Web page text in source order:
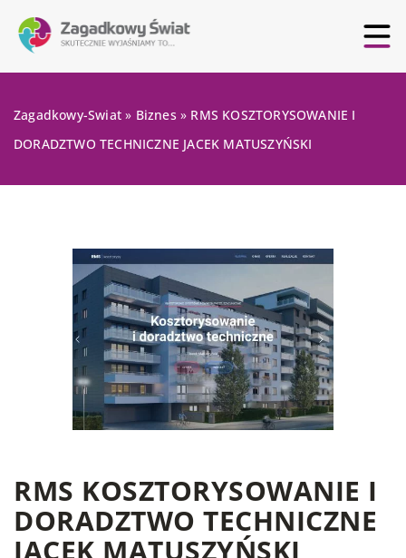
Zagadkowy-Swiat » Biznes » RMS KOSZTORYSOWANIE I
DORADZTWO TECHNICZNE JACEK MATUSZYŃSKI
RMS KOSZTORYSOWANIE I
DORADZTWO TECHNICZNE
JACEK MATUSZYŃSKI